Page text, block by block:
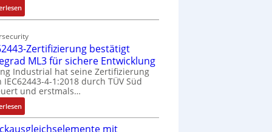
-
I
d
u
s
t
r
i
e
:
M
b
i
l
f
u
n
k
Zertifizierung bestätigt
ML3 für sichere Entwicklung
Industrial hat seine Zertifizierung
IEC62443-4-1:2018 durch TÜV Süd
und erstmals…
:
I
E
mit